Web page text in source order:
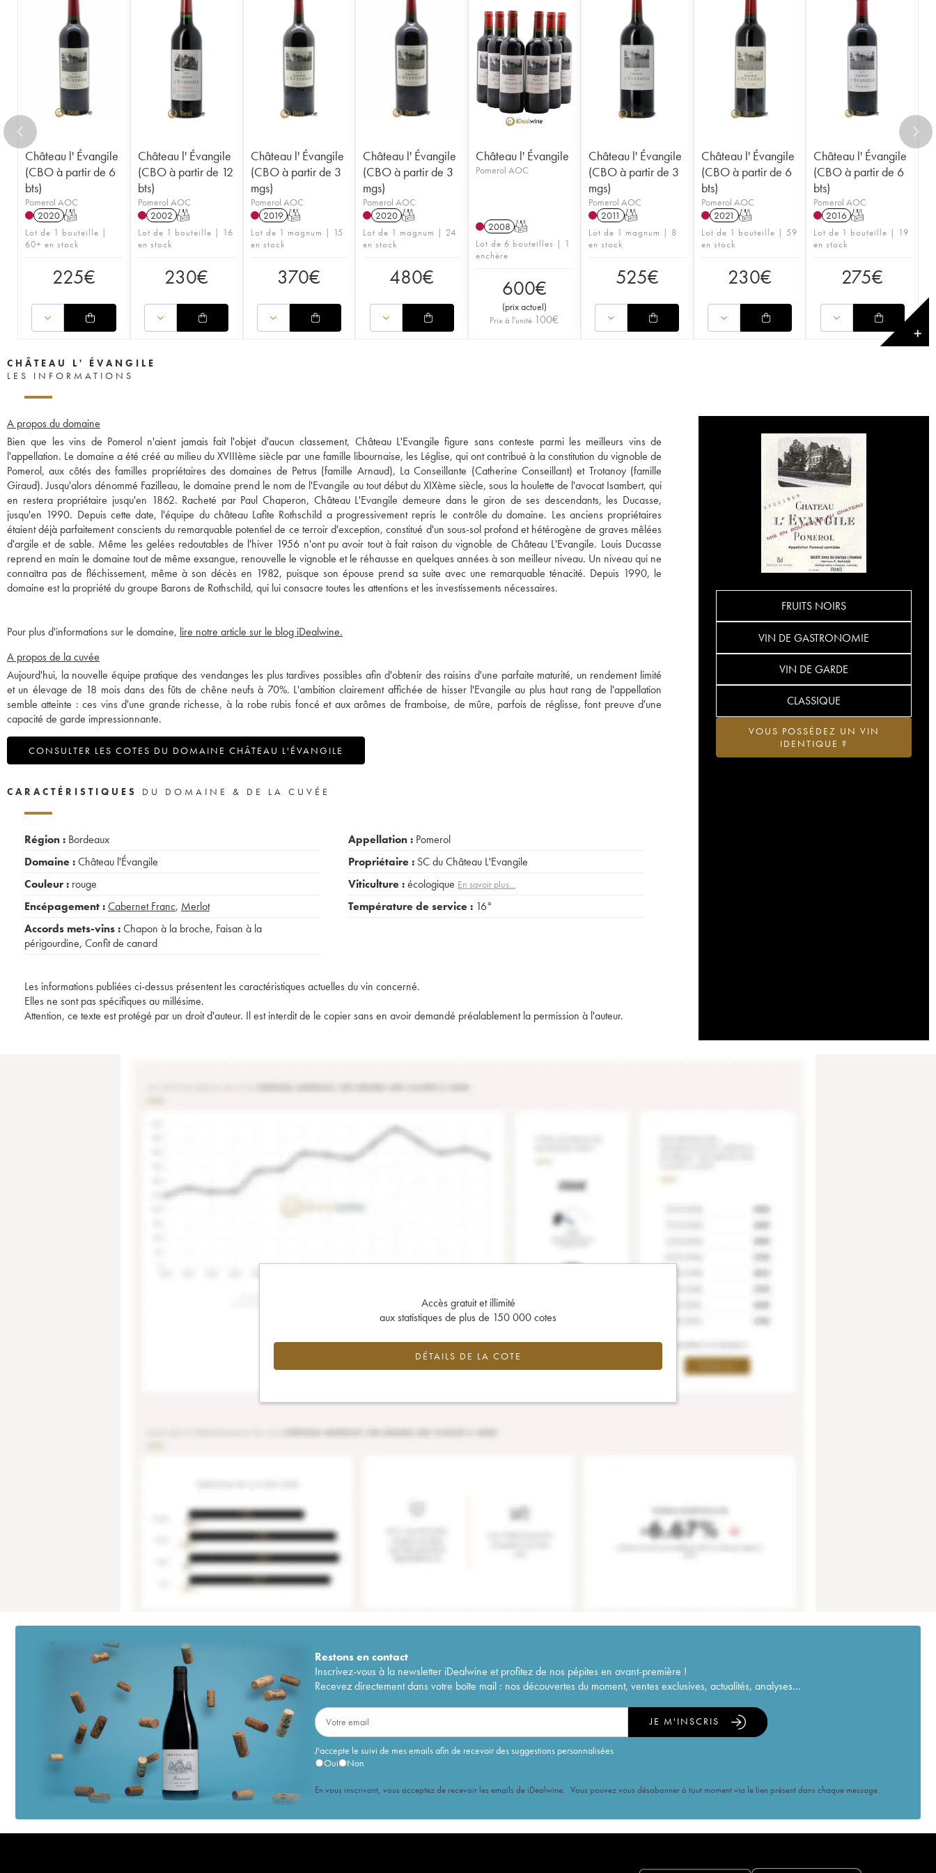
1952
1947
1945
1943 1928
1927
1925
Château l' Évangile
(CBO à partir de 6
bts)
Pomerol AOC
2020 T
Lot de 1 bouteille |
60+ en stock
225€
Château l' Évangile
(CBO à partir de 12
bts)
Pomerol AOC
2002 T
Lot de 1 bouteille | 16
en stock
230€
Château l' Évangile
(CBO à partir de 3
mgs)
Pomerol AOC
2019 T
Lot de 1 magnum | 15
en stock
370€
Château l' Évangile
(CBO à partir de 3
mgs)
Pomerol AOC
2020 T
Lot de 1 magnum | 24
en stock
480€
Château l' Évangile
Pomerol AOC
2008 T
Lot de 6 bouteilles | 1
enchère
600€
(prix actuel)
Prix à l'unité 100€
Château l' Évangile
(CBO à partir de 3
mgs)
Pomerol AOC
2011 T
Lot de 1 magnum | 8
en stock
525€
Château l' Évangile
(CBO à partir de 6
bts)
Pomerol AOC
2021 T
Lot de 1 bouteille | 59
en stock
230€
Château l' Évangile
(CBO à partir de 6
bts)
Pomerol AOC
2016 T
Lot de 1 bouteille | 19
en stock
275€
✕
CHÂTEAU L' ÉVANGILE
LES INFORMATIONS
A propos du domaine
Bien que les vins de Pomerol n'aient jamais fait l'objet d'aucun classement, Château L'Evangile figure sans conteste parmi les meilleurs vins de
l'appellation. Le domaine a été créé au milieu du XVIIIème siècle par une famille libournaise, les Léglise, qui ont contribué à la constitution du vignoble de
Pomerol, aux côtés des familles propriétaires des domaines de Petrus (famille Arnaud), La Conseillante (Catherine Conseillant) et Trotanoy (famille
Giraud). Jusqu'alors dénommé Fazilleau, le domaine prend le nom de l'Evangile au tout début du XIXème siècle, sous la houlette de l'avocat Isambert, qui
en restera propriétaire jusqu'en 1862. Racheté par Paul Chaperon, Château L'Evangile demeure dans le giron de ses descendants, les Ducasse,
jusqu'en 1990. Depuis cette date, l'équipe du château Lafite Rothschild a progressivement repris le contrôle du domaine. Les anciens propriétaires
étaient déjà parfaitement conscients du remarquable potentiel de ce terroir d'exception, constitué d'un sous-sol profond et hétérogène de graves mêlées
d'argile et de sable. Même les gelées redoutables de l'hiver 1956 n'ont pu avoir tout à fait raison du vignoble de Château L'Evangile. Louis Ducasse
reprend en main le domaine tout de même exsangue, renouvelle le vignoble et le réhausse en quelques années à son meilleur niveau. Un niveau qui ne
connaîtra pas de fléchissement, même à son décès en 1982, puisque son épouse prend sa suite avec une remarquable ténacité. Depuis 1990, le
domaine est la propriété du groupe Barons de Rothschild, qui lui consacre toutes les attentions et les investissements nécessaires.
Pour plus d'informations sur le domaine, lire notre article sur le blog iDealwine.
A propos de la cuvée
Aujourd'hui, la nouvelle équipe pratique des vendanges les plus tardives possibles afin d'obtenir des raisins d'une parfaite maturité, un rendement limité
et un élevage de 18 mois dans des fûts de chêne neufs à 70%. L'ambition clairement affichée de hisser l'Evangile au plus haut rang de l'appellation
semble atteinte : ces vins d'une grande richesse, à la robe rubis foncé et aux arômes de framboise, de mûre, parfois de réglisse, font preuve d'une
capacité de garde impressionnante.
CONSULTER LES COTES DU DOMAINE CHÂTEAU L'ÉVANGILE
FRUITS NOIRS
VIN DE GASTRONOMIE
VIN DE GARDE
CLASSIQUE
VOUS POSSÉDEZ UN VIN
IDENTIQUE ?
CARACTÉRISTIQUES DU DOMAINE & DE LA CUVÉE
Région : Bordeaux
Domaine :Château l'Évangile
Couleur : rouge
Encépagement :Cabernet Franc, Merlot
Accords mets-vins :Chapon à la broche, Faisan à la
périgourdine, Confit de canard
Appellation : Pomerol
Propriétaire : SC du Château L'Evangile
Viticulture :écologique En savoir plus...
Température de service : 16°
Les informations publiées ci-dessus présentent les caractéristiques actuelles du vin concerné.
Elles ne sont pas spécifiques au millésime.
Attention, ce texte est protégé par un droit d'auteur. Il est interdit de le copier sans en avoir demandé préalablement la permission à l'auteur.
Accès gratuit et illimité
aux statistiques de plus de 150 000 cotes
DÉTAILS DE LA COTE
Restons encontact
Inscrivez-vous à la newsletter iDealwine et profitez de nos pépites en avant-première !
Recevez directement dans votre boîte mail : nos découvertes du moment, ventes exclusives, actualités, analyses...
J'accepte le suivi de mes emails afin de recevoir des suggestions personnalisées
Oui
Non
JE M'INSCRIS
En vous inscrivant, vous acceptez de recevoir les emails de iDealwine. Vous pouvez vous désabonner à tout moment via le lien présent dans chaque message.